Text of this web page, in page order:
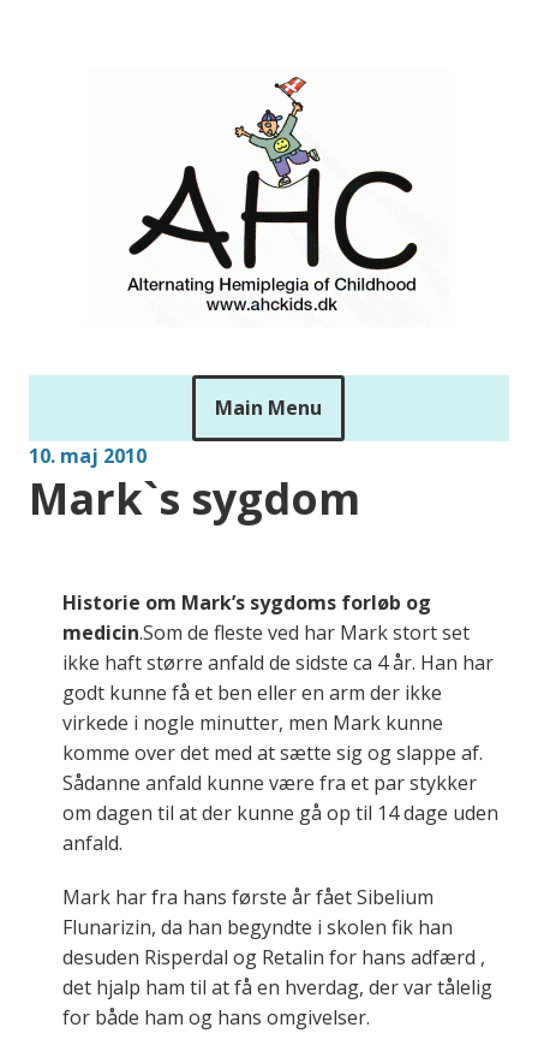
Main Menu
10. maj 2010
Mark`s sygdom
Historie om Mark’s sygdoms forløb og
medicin.Som de fleste ved har Mark stort set
ikke haft større anfald de sidste ca 4 år. Han har
godt kunne få et ben eller en arm der ikke
virkede i nogle minutter, men Mark kunne
komme over det med at sætte sig og slappe af.
Sådanne anfald kunne være fra et par stykker
om dagen til at der kunne gå op til 14 dage uden
anfald.
Mark har fra hans første år fået Sibelium
Flunarizin, da han begyndte i skolen fik han
desuden Risperdal og Retalin for hans adfærd ,
det hjalp ham til at få en hverdag, der var tålelig
for både ham og hans omgivelser.